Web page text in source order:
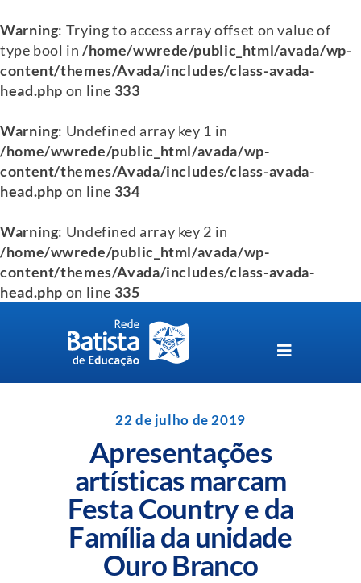
Warning: Trying to access array offset on value of
type bool in/home/wwrede/public_html/avada/wp-
content/themes/Avada/includes/class-avada-
head.php on line 333
Warning: Undefined array key 1 in
/home/wwrede/public_html/avada/wp-
content/themes/Avada/includes/class-avada-
head.php on line 334
Warning: Undefined array key 2 in
/home/wwrede/public_html/avada/wp-
content/themes/Avada/includes/class-avada-
head.php on line 335
Toggle
Navigation
Perguntas Frequentes
Blog da Rede Batista
22 de julho de 2019
Apresentações
artísticas marcam
Festa Country e da
Família da unidade
Ouro Branco